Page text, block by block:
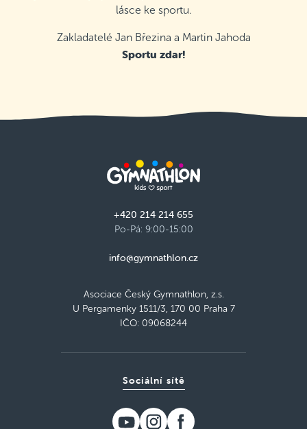
lásce ke sportu.
Zakladatelé Jan Březina a Martin Jahoda
Sportu zdar!
+420 214 214 655
Po-Pá: 9:00-15:00
info@gymnathlon.cz
Asociace Český Gymnathlon, z.s.
U Pergamenky 1511/3, 170 00 Praha 7
IČO: 09068244
Sociální sítě